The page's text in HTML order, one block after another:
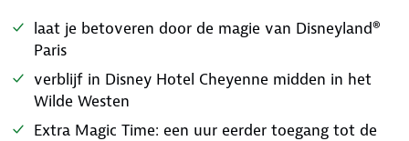
laat je betoveren door de magie van Disneyland®
Paris
verblijf in Disney Hotel Cheyenne midden in het
Wilde Westen
Extra Magic Time: een uur eerder toegang tot de